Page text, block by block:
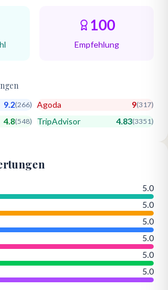
100
Empfehlung
9.2(266) Agoda 9(317)
4.8(548) TripAdvisor 4.83(3351)
5.0
5.0
5.0
5.0
5.0
5.0